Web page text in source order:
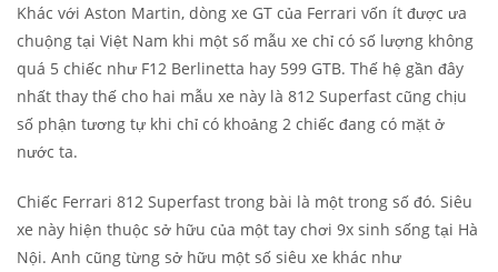
Khác với Aston Martin, dòng xe GT của Ferrari vốn ít được ưa
chuộng tại Việt Nam khi một số mẫu xe chỉ có số lượng không
quá 5 chiếc như F12 Berlinetta hay 599 GTB. Thế hệ gần đây
nhất thay thế cho hai mẫu xe này là 812 Superfast cũng chịu
số phận tương tự khi chỉ có khoảng 2 chiếc đang có mặt ở
nước ta.
Chiếc Ferrari 812 Superfast trong bài là một trong số đó. Siêu
xe này hiện thuộc sở hữu của một tay chơi 9x sinh sống tại Hà
Nội. Anh cũng từng sở hữu một số siêu xe khác như